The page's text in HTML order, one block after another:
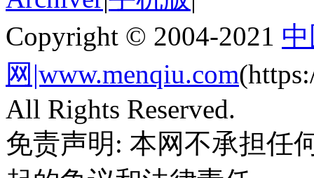
Copyright © 2004-2021
网|www.menqiu.com
All Rights Reserved.
免责声明: 本网不承担任